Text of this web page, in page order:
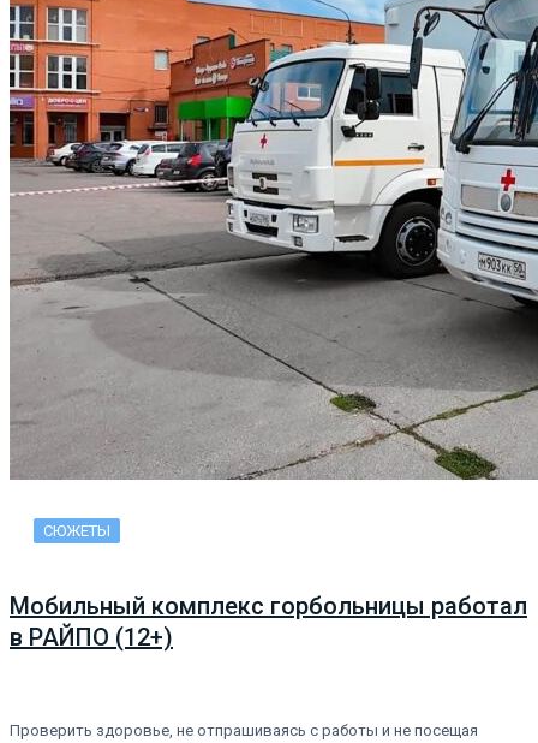
СЮЖЕТЫ
Мобильный комплекс горбольницы работал
в РАЙПО (12+)
Проверить здоровье, не отпрашиваясь с работы и не посещая